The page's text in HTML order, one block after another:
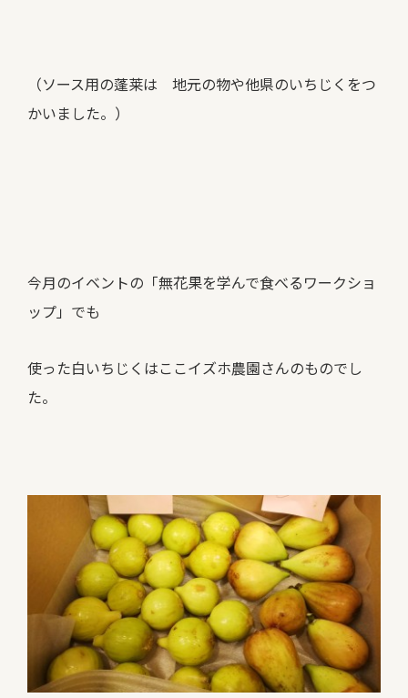
（ソース用の蓬莱は 地元の物や他県のいちじくをつ
かいました。）
今月のイベントの「無花果を学んで食べるワークショ
ップ」でも
使った白いちじくはここイズホ農園さんのものでし
た。